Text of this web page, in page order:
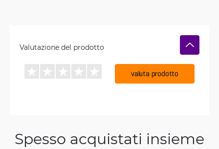
Valutazione del prodotto
valuta prodotto
Spesso acquistati insieme